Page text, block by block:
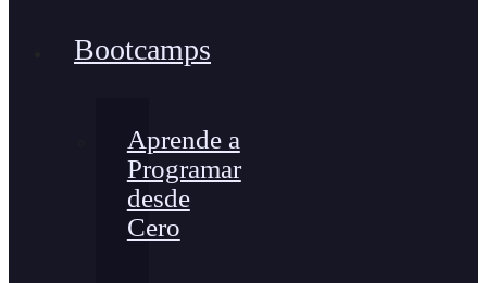
Bootcamps
Aprende a
Programar
desde
Cero